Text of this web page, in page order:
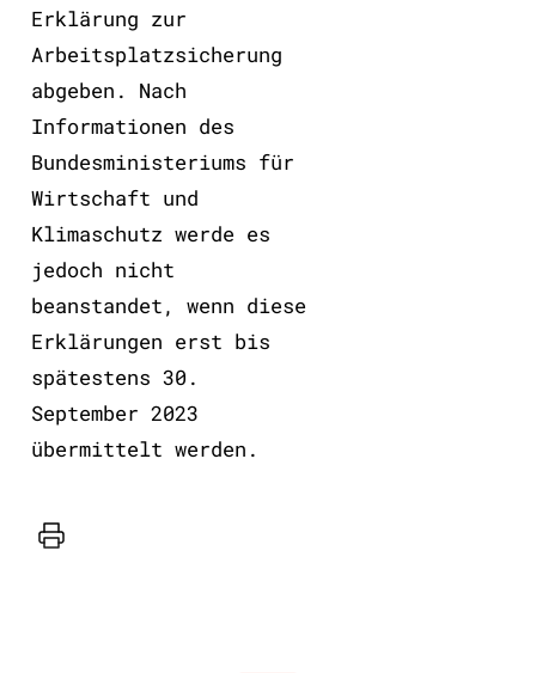
Erklärung zur
Arbeitsplatzsicherung
abgeben. Nach
Informationen des
Bundesministeriums für
Wirtschaft und
Klimaschutz werde es
jedoch nicht
beanstandet, wenn diese
Erklärungen erst bis
spätestens 30.
September 2023
übermittelt werden.
Drucker